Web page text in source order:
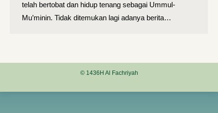
telah bertobat dan hidup tenang sebagai Ummul-
Mu’minin. Tidak ditemukan lagi adanya berita…
© 1436H Al Fachriyah